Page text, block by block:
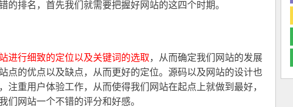
的排名，首先我们就需要把握好网站的这四个时期。
进行细致的定位以及关键词的选取，从而确定我们网站的发展
点的优点以及缺点，从而更好的定位。源码以及网站的设计也
注重用户体验工作，从而使得我们网站在起点上就做到最好，
们网站一个不错的评分和好感。